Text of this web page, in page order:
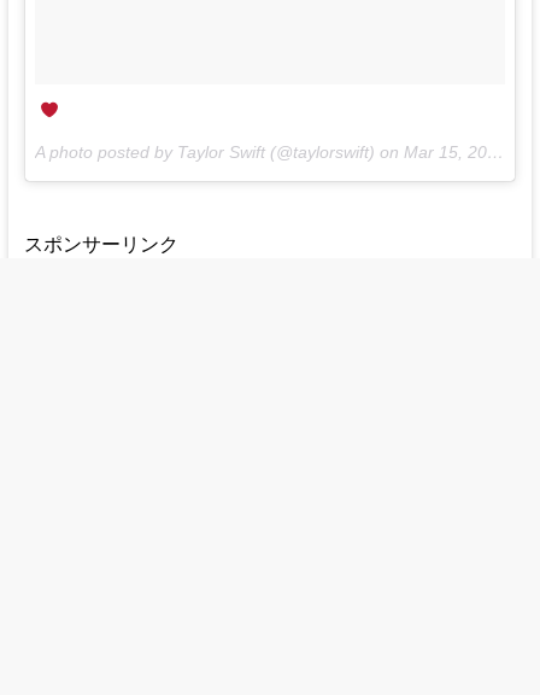
A photo posted by Taylor Swift (@taylorswift) on Mar 15, 2016 at 5:00pm PDT
スポンサーリンク